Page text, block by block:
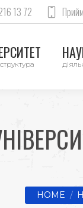
13 72
You are
HOME